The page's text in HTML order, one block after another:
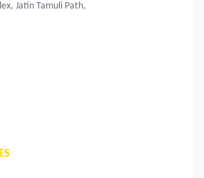
Jatin Tamuli Path,